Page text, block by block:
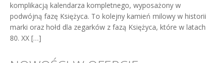
komplikacją kalendarza kompletnego, wyposażony w
podwójną fazę Księżyca. To kolejny kamień milowy w historii
marki oraz hołd dla zegarków z fazą Księżyca, które w latach
80. XX […]